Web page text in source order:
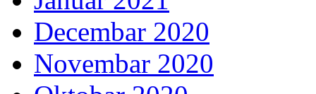
Decembar 2020
Novembar 2020